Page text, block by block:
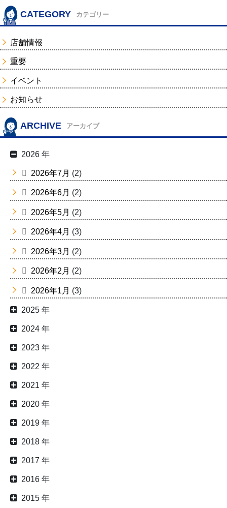
CATEGORY カテゴリー
店舗情報
重要
イベント
お知らせ
ARCHIVE アーカイブ
2026 年
2026年7月 (2)
2026年6月 (2)
2026年5月 (2)
2026年4月 (3)
2026年3月 (2)
2026年2月 (2)
2026年1月 (3)
2025 年
2024 年
2023 年
2022 年
2021 年
2020 年
2019 年
2018 年
2017 年
2016 年
2015 年